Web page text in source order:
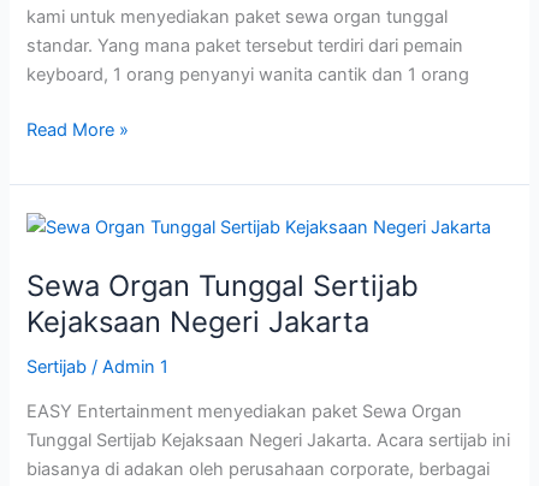
kami untuk menyediakan paket sewa organ tunggal
standar. Yang mana paket tersebut terdiri dari pemain
keyboard, 1 orang penyanyi wanita cantik dan 1 orang
Read More »
Sewa Organ Tunggal Sertijab
Kejaksaan Negeri Jakarta
Sertijab /Admin 1
EASY Entertainment menyediakan paket Sewa Organ
Tunggal Sertijab Kejaksaan Negeri Jakarta. Acara sertijab ini
biasanya di adakan oleh perusahaan corporate, berbagai
Sewa
Tunggal
Sertijab
Kejaksaan
Negeri